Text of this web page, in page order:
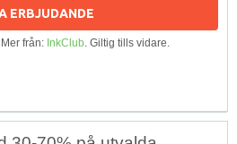
ERBJUDANDE
från: InkClub. Giltig tills vidare.